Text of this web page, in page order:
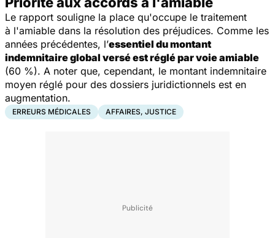
Le rapport souligne la place qu'occupe le traitement
à l'amiable dans la résolution des préjudices. Comme les
années précédentes, l’essentiel du montant
indemnitaire global versé est réglé par voie amiable
(60 %). A noter que, cependant, le montant indemnitaire
moyen réglé pour des dossiers juridictionnels est en
augmentation.
ERREURS MÉDICALES AFFAIRES, JUSTICE